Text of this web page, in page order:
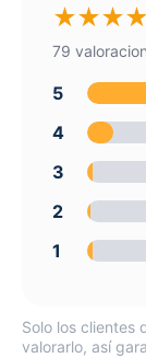
★★★★
79
5
4
3
2
1
Solo los clientes
valorarlo, así